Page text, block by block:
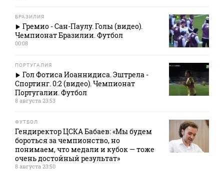
БРАЗИЛИЯ
Гремио - Сан-Паулу. Голы (видео).
Чемпионат Бразилии. Футбол
00:08
ПОРТУГАЛИЯ
Гол Фотиса Иоаннидиса. Эштрела -
Спортинг. 0:2 (видео). Чемпионат
Португалии. Футбол
8 августа 23:53
ФУТБОЛ
Гендиректор ЦСКА Бабаев: «Мы будем
бороться за чемпионство, но
понимаем, что медали и кубок — тоже
очень достойный результат»
8 августа 23:50